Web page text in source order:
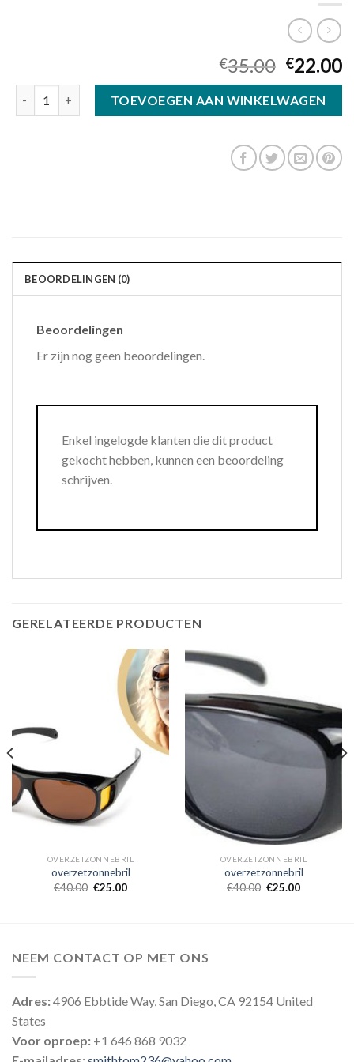
€35.00 €22.00
TOEVOEGEN AAN WINKELWAGEN
BEOORDELINGEN (0)
Beoordelingen
Er zijn nog geen beoordelingen.
Enkel ingelogde klanten die dit product
gekocht hebben, kunnen een beoordeling
schrijven.
GERELATEERDE PRODUCTEN
OVERZETZONNEBRIL
overzetzonnebril
€40.00 €25.00
OVERZETZONNEBRIL
overzetzonnebril
€40.00 €25.00
NEEM CONTACT OP MET ONS
Adres:4906 Ebbtide Way, San Diego, CA 92154 United
States
Voor oproep: +1 646 868 9032